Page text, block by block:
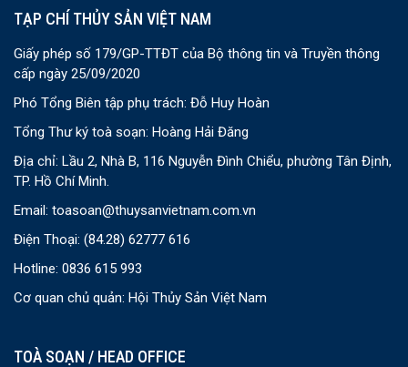
TẠP CHÍ THỦY SẢN VIỆT NAM
Giấy phép số 179/GP-TTĐT của Bộ thông tin và Truyền thông
cấp ngày 25/09/2020
Phó Tổng Biên tập phụ trách: Đỗ Huy Hoàn
Tổng Thư ký toà soạn: Hoàng Hải Đăng
Địa chỉ: Lầu 2, Nhà B, 116 Nguyễn Đình Chiểu, phường Tân Định,
TP. Hồ Chí Minh.
Email: toasoan@thuysanvietnam.com.vn
Điện Thoại: (84.28) 62777 616
Hotline: 0836 615 993
Cơ quan chủ quản: Hội Thủy Sản Việt Nam
TOÀ SOẠN / HEAD OFFICE